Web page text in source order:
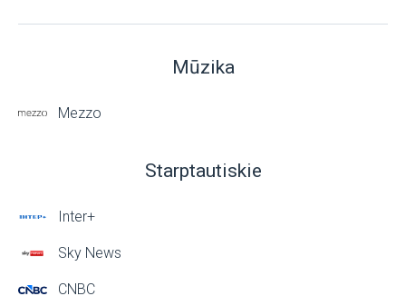
Mūzika
Mezzo
Starptautiskie
Inter+
Sky News
CNBC